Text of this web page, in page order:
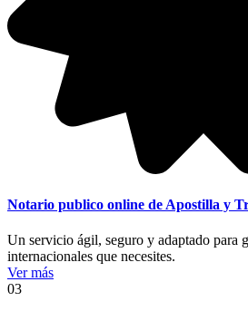
Notario publico online de Apostilla y
Un servicio ágil, seguro y adaptado para
internacionales que necesites.
Ver más
03